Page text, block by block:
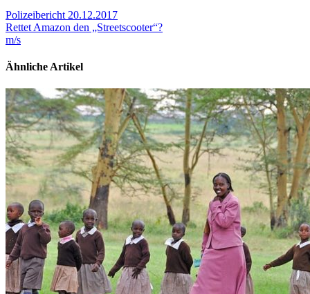
Polizeibericht 20.12.2017
Rettet Amazon den „Streetscooter“?
m/s
Ähnliche Artikel